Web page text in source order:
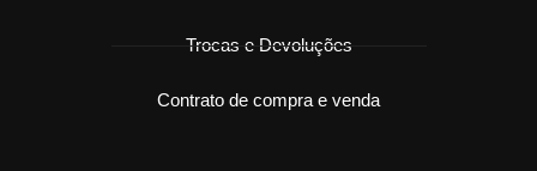
Trocas e Devoluções
Contrato de compra e venda